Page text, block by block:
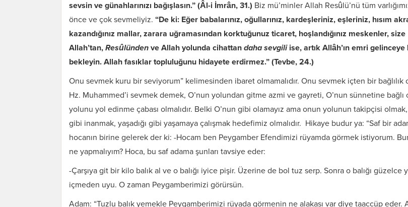
sevsin ve günahlarınızı bağışlasın.” (Âl-i İmrân, 31.) Biz mü’minler Allah Resûlü’nü tüm
önce ve çok sevmeliyiz. “De ki: Eğer babalarınız, oğullarınız, kardeşleriniz, eşleriniz, hısım
kazandığınız mallar, zarara uğramasından korktuğunuz ticaret, hoşlandığınız meskenler, size
Allah’tan, Resûlünden ve Allah yolunda cihattan daha sevgiliise, artık Allâh’ın emri
bekleyin. Allah fasıklar topluluğunu hidayete erdirmez.” (Tevbe, 24.)
Onu sevmek kuru bir seviyorum” kelimesinden ibaret olmamalıdır. Onu sevmek içten bir bağlılık
Hz. Muhammed’i sevmek demek, O’nun yolundan gitme azmi ve gayreti, O’nun sünnetine bağlı
yolunu yol edinme çabası olmalıdır. Belki O’nun gibi olamayız ama onun yolunun takipçisi olmak,
gibi inanmak, yaşadığı gibi yaşamaya çalışmak hedefimiz olmalıdır. Hikaye budur ya: “Saf bir
hocanın birine gelerek der ki: -Hocam ben Peygamber Efendimizi rüyamda görmek istiyorum.
ne yapmalıyım? Hoca, bu saf adama şunları tavsiye eder:
-Çarşıya git bir kilo balık al ve o balığı iyice pişir. Üzerine de bol tuz serp. Sonra o balığı güzelce
içmeden uyu. O zaman Peygamberimizi görürsün.
Adam: “Tuzlu balık yemekle Peygamberimizi rüyada görmenin ne alakası var diye taaccüp eder.